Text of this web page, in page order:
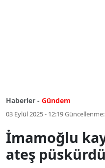
Haberler - Gündem
03 Eylül 2025 - 12:19Güncellenme:
İmamoğlu
ateş